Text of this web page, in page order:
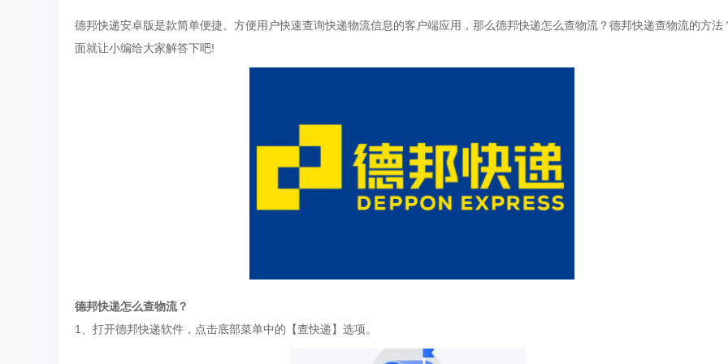
德邦快递安卓版是款简单便捷、方便用户快速查询快递物流信息的客户端应用，那么德邦快递怎么查物流？德邦快递查物流的方法
面就让小编给大家解答下吧!
德邦快递怎么查物流？
1、打开德邦快递软件，点击底部菜单中的【查快递】选项。